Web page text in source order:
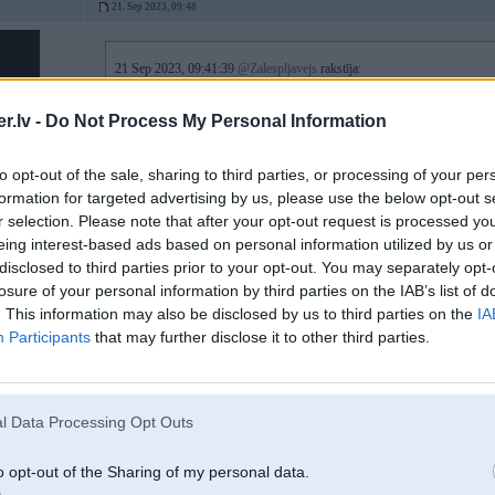
- Do Not Process My Personal Information
opt-out of the sale, sharing to third parties, or processing of your
for targeted advertising by us, please use the below opt-out
selection. Please note that after your opt-out request is processed
interest-based ads based on personal information utilized by us
to third parties prior to your opt-out. You may separately
of your personal information by third parties on the IAB’s list of
This information may also be disclosed by us to third parties on the
Participants that may further disclose it to other third parties.
Data Processing Opt Outs
opt-out of the Sharing of my personal data.
21. Sep 2023, 09:48
kuuc
21 Sep 2023, 09:41:39 @Zalespljavejs rakstīja:
Tur arī viss tas salasās. Viskkādas random blīvītes, iztīri šito, iztīri to, pie
m47 saimainīt ķēdes un vēl pie reizes čupu ar lietām izdarīt, jo redz viegli
vairāk stabili, cik atceros.
21. Sep 2023, 09:49
jep, tā ir, var tak pats tās kjēdes samainīt, nah kādam maksāt
pārkod
drāti satin, 1k eur kabatā, win win